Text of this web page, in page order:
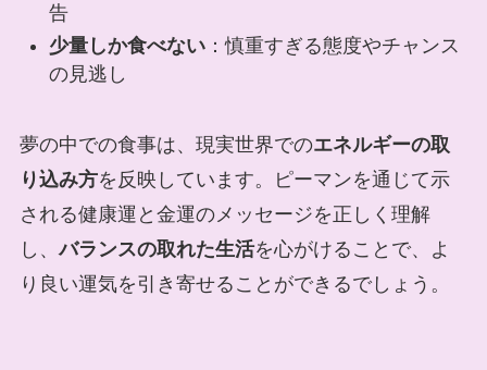
告
少量しか食べない：慎重すぎる態度やチャンス
の見逃し
夢の中での食事は、現実世界でのエネルギーの取
り込み方を反映しています。ピーマンを通じて示
される健康運と金運のメッセージを正しく理解
し、バランスの取れた生活を心がけることで、よ
り良い運気を引き寄せることができるでしょう。